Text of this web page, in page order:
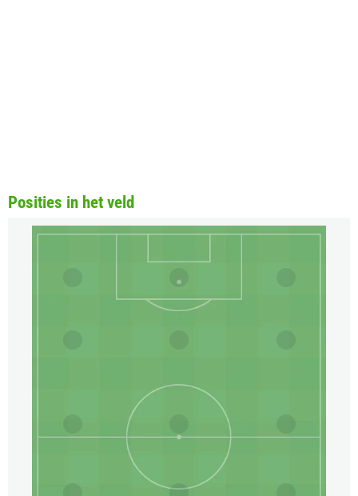
Posities in het veld